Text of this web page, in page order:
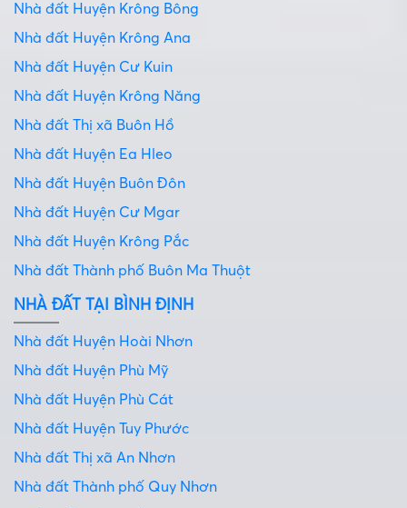
Nhà đất Huyện Krông Bông
Nhà đất Huyện Krông Ana
Nhà đất Huyện Cư Kuin
Nhà đất Huyện Krông Năng
Nhà đất Thị xã Buôn Hồ
Nhà đất Huyện Ea Hleo
Nhà đất Huyện Buôn Đôn
Nhà đất Huyện Cư Mgar
Nhà đất Huyện Krông Pắc
Nhà đất Thành phố Buôn Ma Thuột
NHÀ ĐẤT TẠI BÌNH ĐỊNH
Nhà đất Huyện Hoài Nhơn
Nhà đất Huyện Phù Mỹ
Nhà đất Huyện Phù Cát
Nhà đất Huyện Tuy Phước
Nhà đất Thị xã An Nhơn
Nhà đất Thành phố Quy Nhơn